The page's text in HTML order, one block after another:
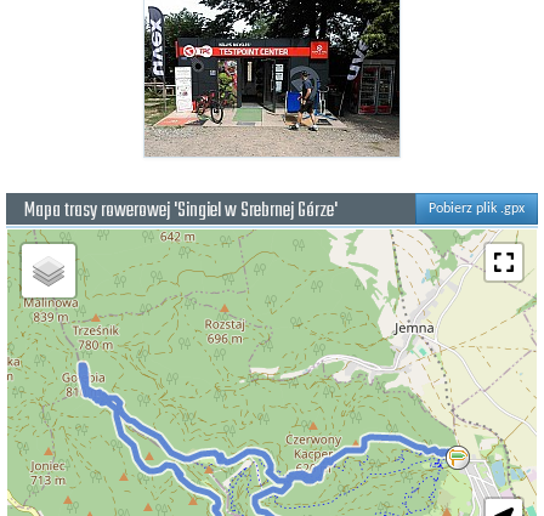
Pobierz plik .gpx
Mapa trasy rowerowej 'Singiel w Srebrnej Górze'